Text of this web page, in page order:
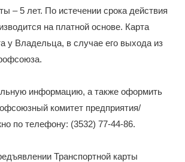
– 5 лет. По истечении срока действия
на платной основе. Карта
у Владельца, в случае его выхода из
информацию, а также оформить
комитет предприятия/
по телефону: (3532) 77-44-86.
Транспортной карты